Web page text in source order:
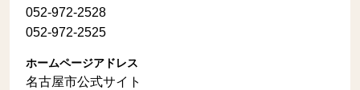
052-972-2528
052-972-2525
ホームページアドレス
名古屋市公式サイト